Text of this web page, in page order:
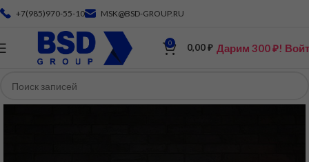
+7(985)970-55-10 MSK@BSD-GROUP.RU
0 0,00₽ Дарим 300 ₽!